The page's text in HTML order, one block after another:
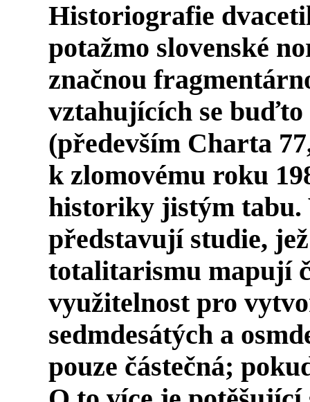
Historiografie
potažmo slovenské
značnou
vztahujících se
(především Charta
k zlomovému roku
historiky jistým
představují studie,
totalitarismu mapují
využitelnost pro
sedmdesátých a
pouze částečná;